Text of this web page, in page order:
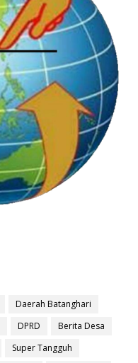
Daerah Batanghari
DPRD
Berita Desa
Super Tangguh